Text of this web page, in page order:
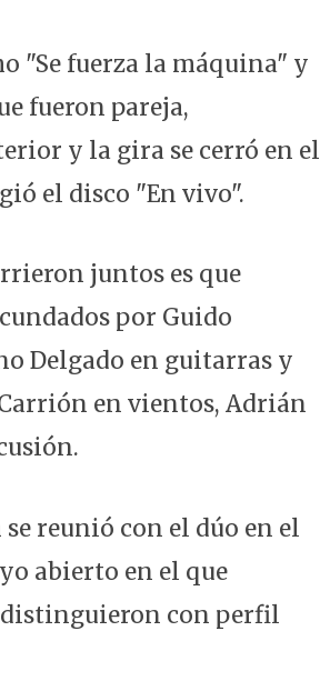
"Se fuerza la máquina" y
fueron pareja,
y la gira se cerró en el
el disco "En vivo".
juntos es que
por Guido
Delgado en guitarras y
en vientos, Adrián
reunió con el dúo en el
abierto en el que
distinguieron con perfil